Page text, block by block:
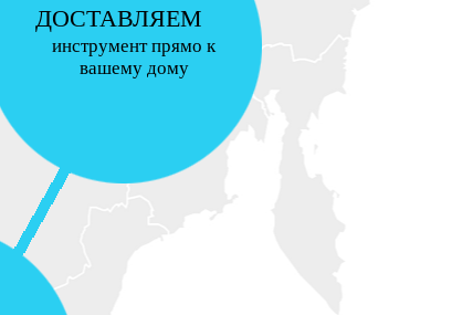
ДОСТАВЛЯЕМ
инструмент прямо к
вашему дому